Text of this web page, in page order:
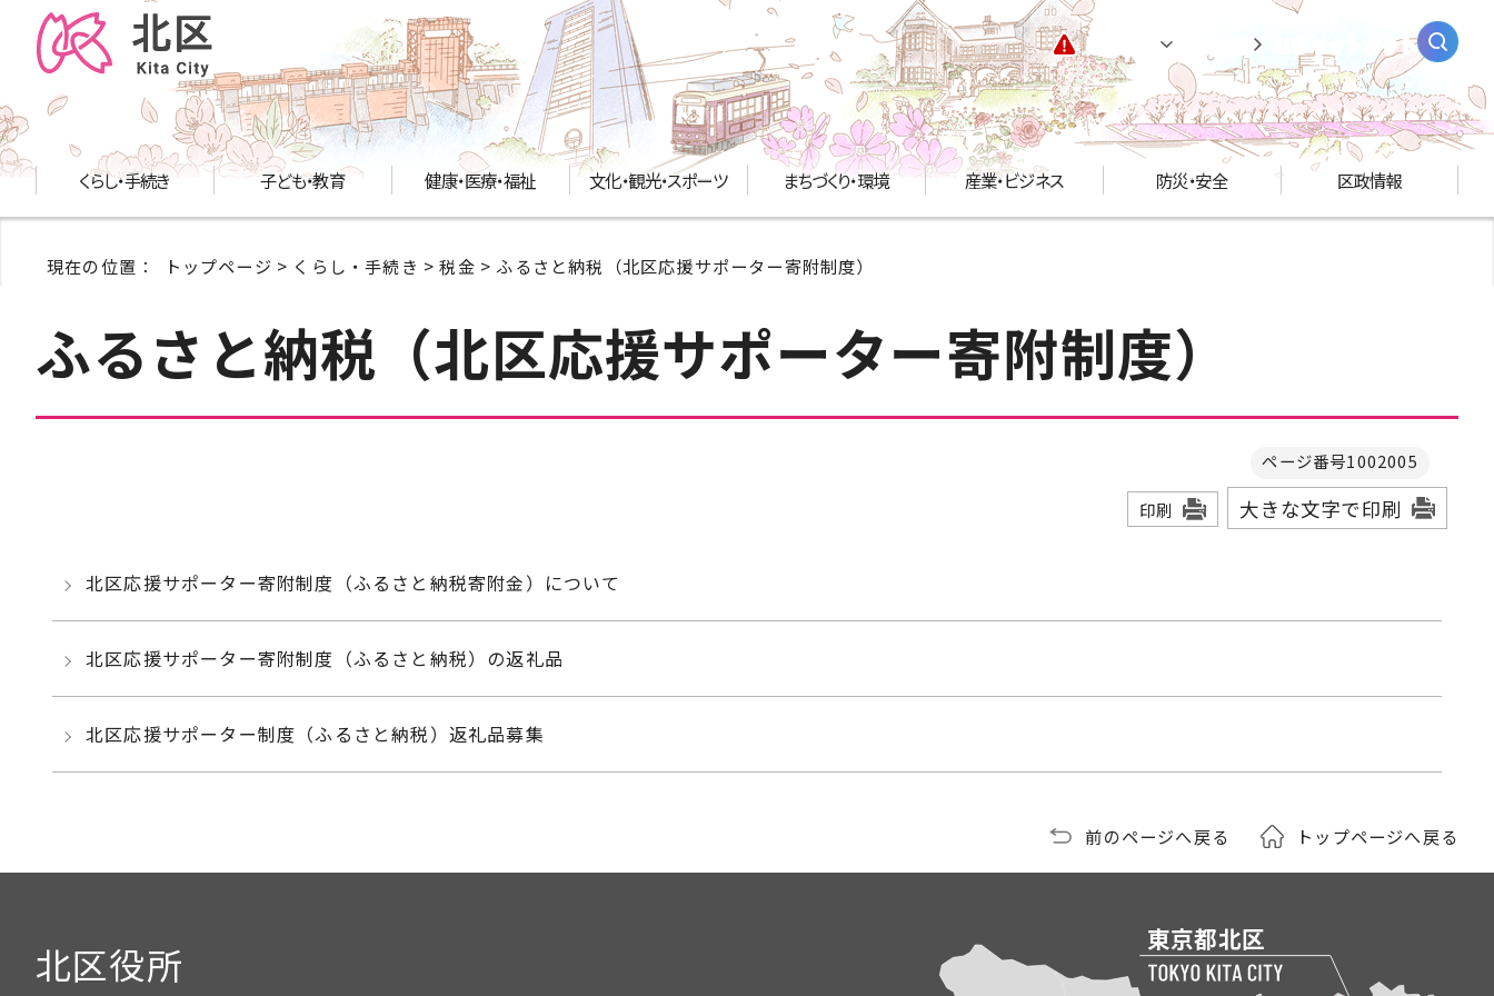
緊急情報 AIチャットボット
くらし・手続き 子ども・教育 健康・医療・福祉 文化・観光・スポーツ まちづくり・環境 産業・ビジネス 防災・安全 区政情報
現在の位置： トップページ > くらし・手続き >税金 > ふるさと納税（北区応援サポーター寄附制度）
ふるさと納税（北区応援サポーター寄附制度）
ページ番号1002005
印刷 大きな文字で印刷
北区応援サポーター寄附制度（ふるさと納税寄附金）について
北区応援サポーター寄附制度（ふるさと納税）の返礼品
北区応援サポーター制度（ふるさと納税）返礼品募集
前のページへ戻る トップページへ戻る
北区役所